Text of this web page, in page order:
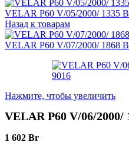
VELAR P60 V/05/2000/ 1335
Назад к товарам
VELAR P60 V/07/2000/ 1868
Нажмите, чтобы увеличить
VELAR P60 V/06/2000/
1 602 Br